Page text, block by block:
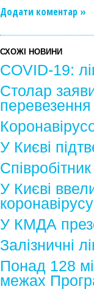
Додати коментар »
СХОЖІ НОВИНИ
COVID-19:
Столар
перевезення
У Києві
У Києві
коронавірусу
У КМДА
Залізничні
Понад 128
межах